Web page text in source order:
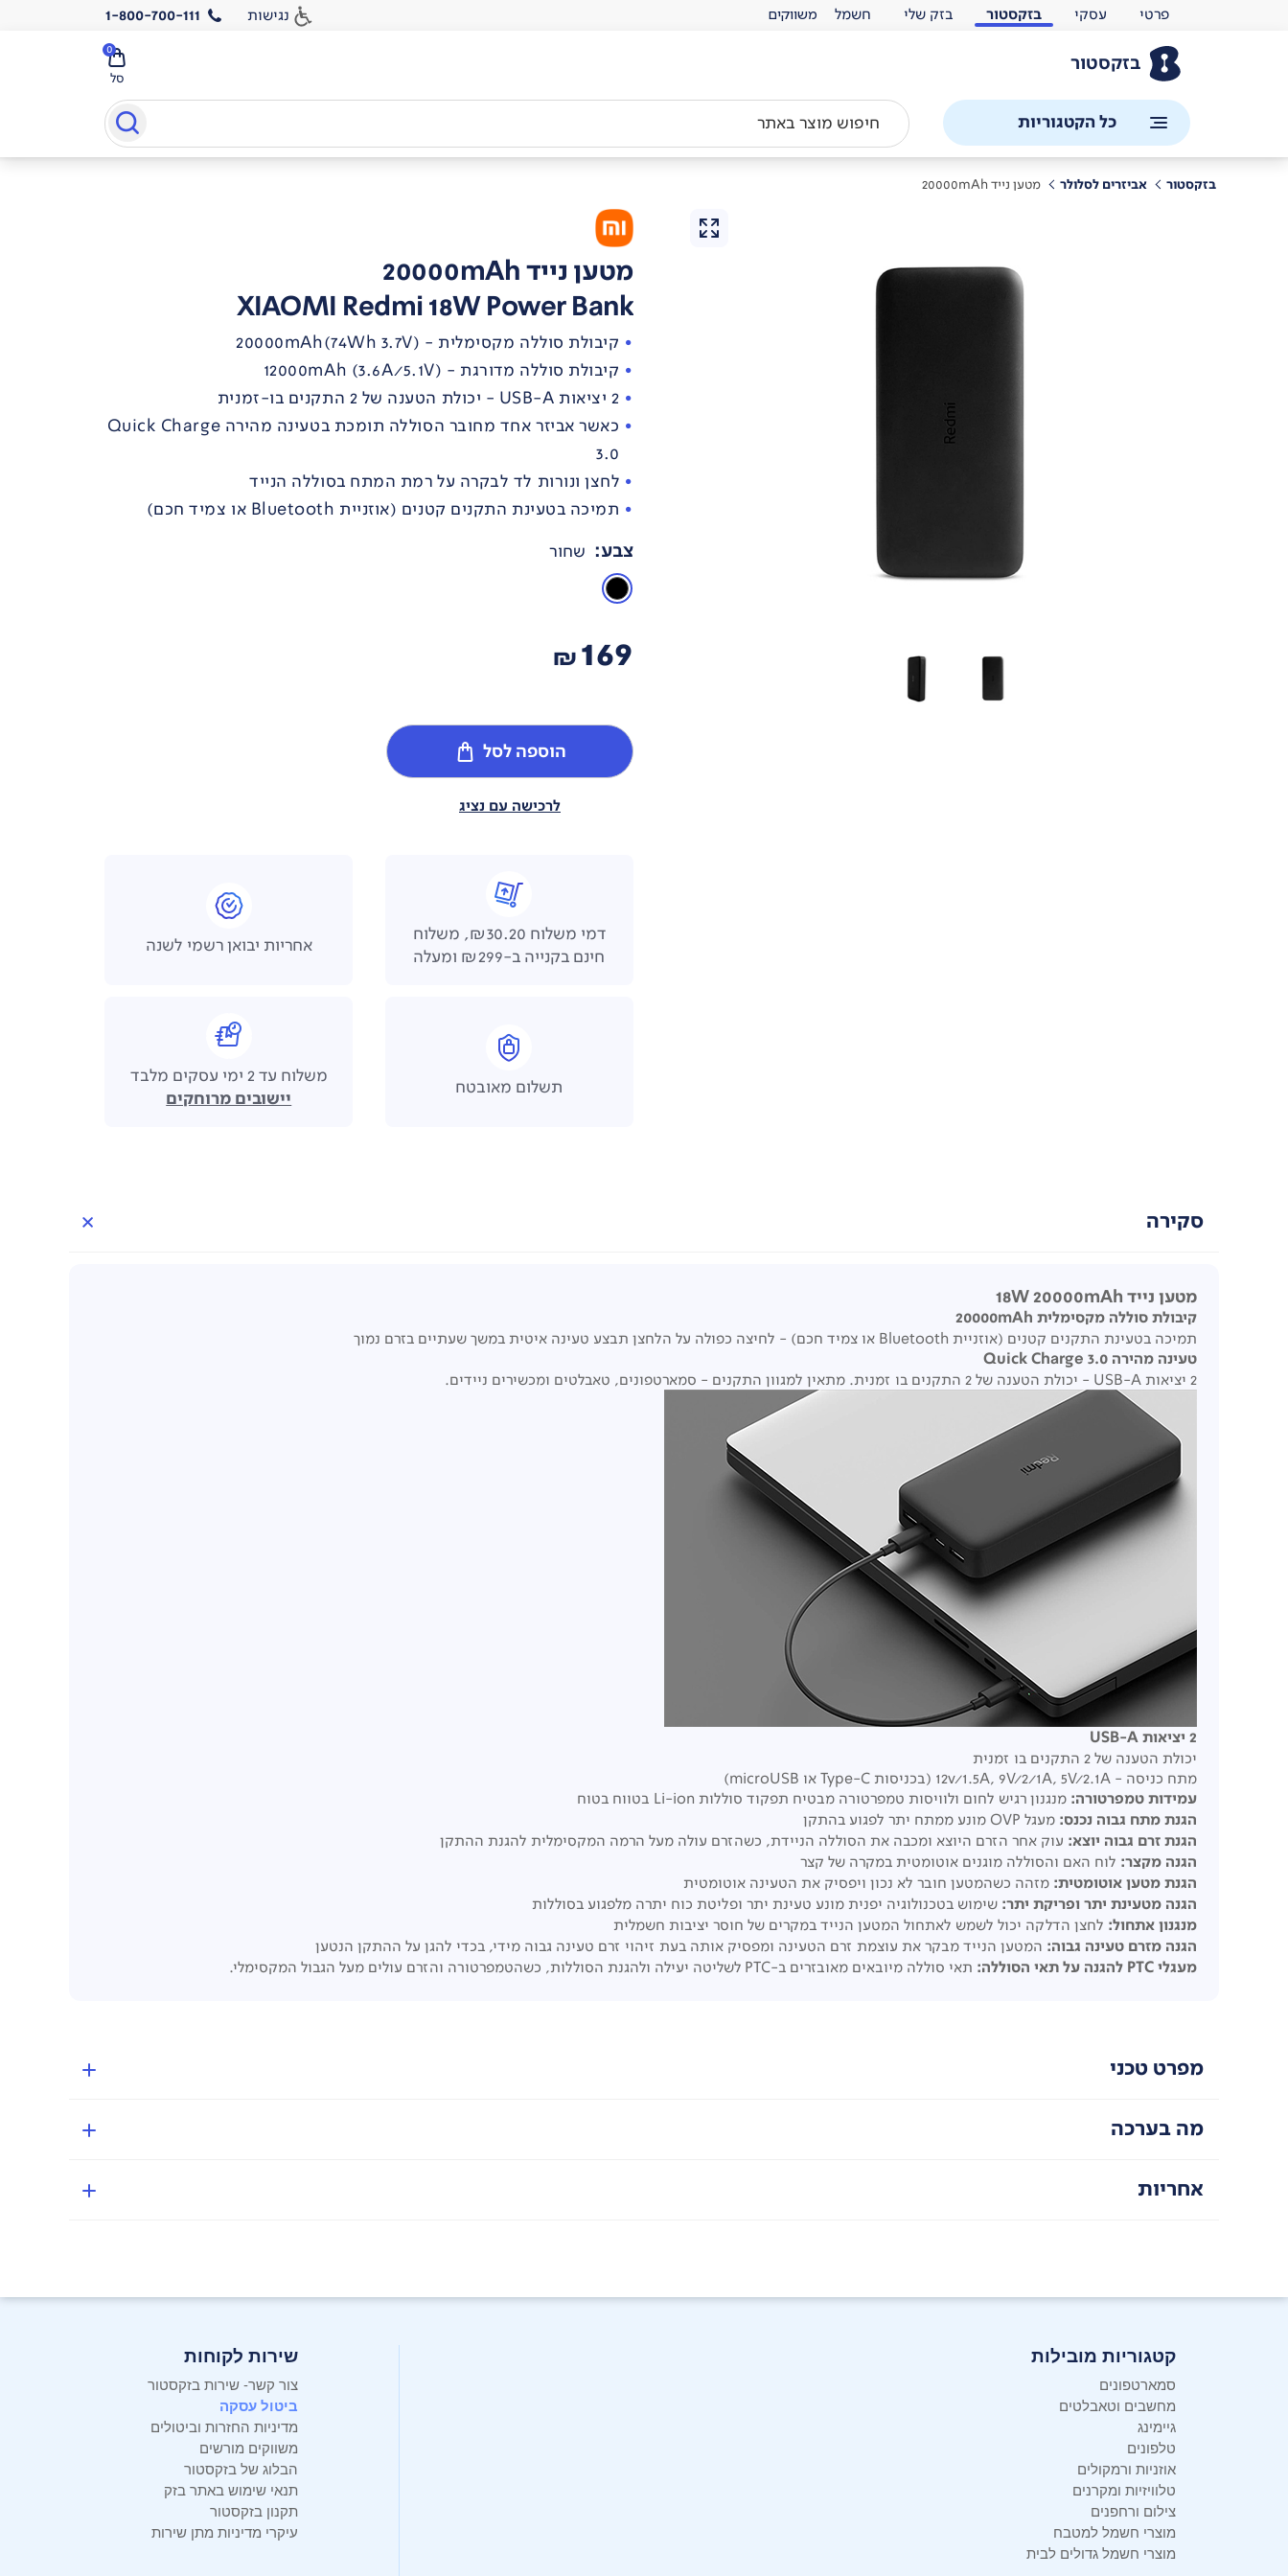
פרטי עסקי בזקסטור בזק שלי חשמל נגישות 1-800-700-111
בזקסטור
סל
0
כל הקטגוריות
בזקסטור אביזרים לסלולר מטען נייד 20000mAh
מטען נייד 20000mAh
XIAOMI Redmi 18W Power Bank
קיבולת סוללה מקסימלית - (20000mAh(74Wh 3.7V
קיבולת סוללה מדורגת - (12000mAh (3.6A/5.1V
2 יציאות USB-A - יכולת הטענה של 2 התקנים בו-זמנית
כאשר אביזר אחד מחובר הסוללה תומכת בטעינה מהירה Quick Charge
3.0
לחצן ונורות לד לבקרה על רמת המתח בסוללה הנייד
תמיכה בטעינת התקנים קטנים (אוזניית Bluetooth או צמיד חכם)
צבע: שחור
169
₪
הוספה לסל
לרכישה עם נציג
דמי משלוח ₪30.20, משלוח
חינם בקנייה ב-₪299 ומעלה
אחריות יבואן רשמי לשנה
תשלום מאובטח
משלוח עד 2 ימי עסקים מלבד
יישובים מרוחקים
סקירה
מטען נייד 18W 20000mAh
קיבולת סוללה מקסימלית 20000mAh
תמיכה בטעינת התקנים קטנים (אוזניית Bluetooth או צמיד חכם) - לחיצה כפולה על הלחצן תבצע טעינה איטית במשך שעתיים בזרם נמוך
טעינה מהירה Quick Charge 3.0
2 יציאות USB-A - יכולת הטענה של 2 התקנים בו זמנית. מתאין למגוון התקנים - סמארטפונים, טאבלטים ומכשירים ניידים.
2 יציאות USB-A
יכולת הטענה של 2 התקנים בו זמנית
מתח כניסה - 12v/1.5A, 9V/2/1A, 5V/2.1A (בכניסות Type-C או microUSB)
עמידות טמפרטורה: מנגנון רגיש לחום ולוויסות טמפרטורה מבטיח תפקוד סוללות Li-ion בטווח בטוח
הגנת מתח גבוה נכנס: מעגל OVP מונע ממתח יתר לפגוע בהתקן
הגנת זרם גבוה יוצא: עוק אחר הזרם היוצא ומכבה את הסוללה הניידת, כשהזרם עולה מעל הרמה המקסימלית להגנת ההתקן
הגנה מקצר: לוח האם והסוללה מוגנים אוטומטית במקרה של קצר
הגנת מטען אוטומטית: מזהה כשהמטען חובר לא נכון ויפסיק את הטעינה אוטומטית
הגנה מטעינת יתר ופריקת יתר: שימוש בטכנולוגיה יפנית מונע טעינת יתר ופליטת כוח יתרה מלפגוע בסוללות
מנגנון אתחול: לחצן הדלקה יכול לשמש לאתחול המטען הנייד במקרים של חוסר יציבות חשמלית
הגנה מזרם טעינה גבוה: המטען הנייד מבקר את עוצמת זרם הטעינה ומפסיק אותה בעת זיהוי זרם טעינה גבוה מידי, בכדי להגן על ההתקן הנטען
מעגלי PTC להגנה על תאי הסוללה: תאי סוללה מיובאים מאובזרים ב-PTC לשליטה יעילה ולהגנת הסוללות, כשהטמפרטורה והזרם עולים מעל הגבול המקסימלי.
מפרט טכני
מה בערכה
אחריות
קטגוריות מובילות
סמארטפונים
מחשבים וטאבלטים
גיימינג
טלפונים
אוזניות ורמקולים
טלוויזיות ומקרנים
צילום ורחפנים
מוצרי חשמל למטבח
מוצרי חשמל גדולים לבית
שירות לקוחות
צור קשר- שירות בזקסטור
ביטול עסקה
מדיניות החזרות וביטולים
משווקים מורשים
הבלוג של בזקסטור
תנאי שימוש באתר בזק
תקנון בזקסטור
עיקרי מדיניות מתן שירות
משווקים